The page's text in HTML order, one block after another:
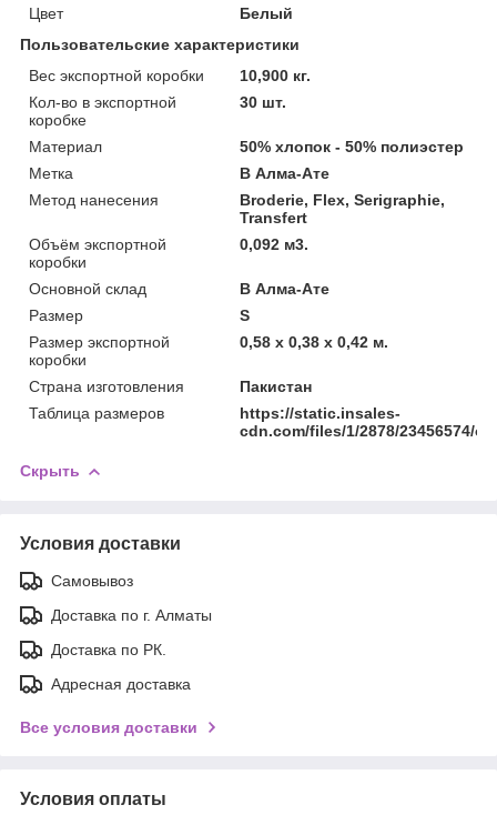
Цвет
Белый
Пользовательские характеристики
Вес экспортной коробки
10,900 кг.
Кол-во в экспортной
коробке
30 шт.
Материал
50% хлопок - 50% полиэстер
Метка
В Алма-Ате
Метод нанесения
Broderie, Flex, Serigraphie,
Transfert
Объём экспортной
коробки
0,092 м3.
Основной склад
В Алма-Ате
Размер
S
Размер экспортной
коробки
0,58 x 0,38 x 0,42 м.
Страна изготовления
Пакистан
Таблица размеров
https://static.insales-
cdn.com/files/1/2878/23456574/
Скрыть
Условия доставки
Самовывоз
Доставка по г. Алматы
Доставка по РК.
Адресная доставка
Все условия доставки
Условия оплаты